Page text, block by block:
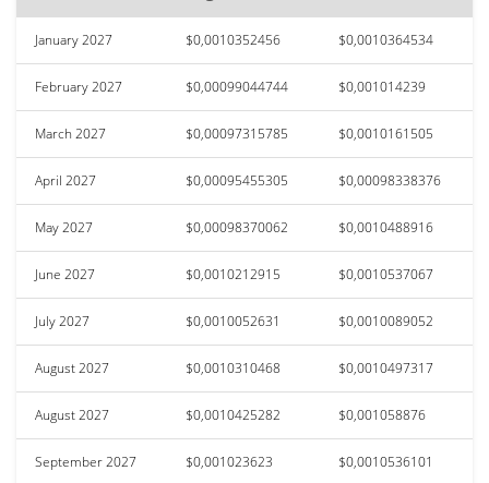
January 2027 $0,0010352456 $0,0010364534
February 2027 $0,00099044744 $0,001014239
March 2027 $0,00097315785 $0,0010161505
April 2027 $0,00095455305 $0,00098338376
May 2027 $0,00098370062 $0,0010488916
June 2027 $0,0010212915 $0,0010537067
July 2027 $0,0010052631 $0,0010089052
August 2027 $0,0010310468 $0,0010497317
August 2027 $0,0010425282 $0,001058876
September 2027 $0,001023623 $0,0010536101